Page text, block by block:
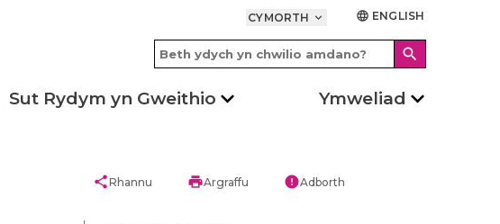
CYMORTH keyboard_arrow_down language ENGLISH
search
Sut Rydym yn Gweithio Ymweliad
shareRhannu printArgraffu errorAdborth